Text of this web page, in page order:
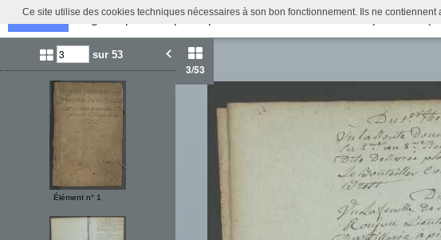
Ce site utilise des cookies techniques nécessaires à son bon fonctionnement. Ils ne
Identifiez-vous
Retour Registre pour les passeports des militaires et marins passants
3/53
sur 53
Élément n° 1